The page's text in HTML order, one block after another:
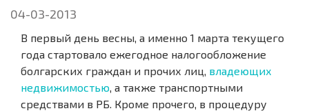
04-03-2013
В первый день весны, а именно 1 марта текущего
года стартовало ежегодное налогообложение
болгарских граждан и прочих лиц, владеющих
недвижимостью, а также транспортными
средствами в РБ. Кроме прочего, в процедуру